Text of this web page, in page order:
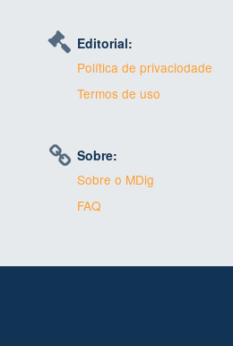
Editorial:
Política de privaciodade
Termos de uso
Sobre:
Sobre o MDig
FAQ